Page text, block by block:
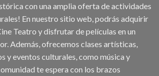
con una amplia oferta de actividades
En nuestro sitio web, podrás adquirir
Teatro y disfrutar de películas en un
Además, ofrecemos clases artísticas,
y eventos culturales, como música y
te espera con los brazos